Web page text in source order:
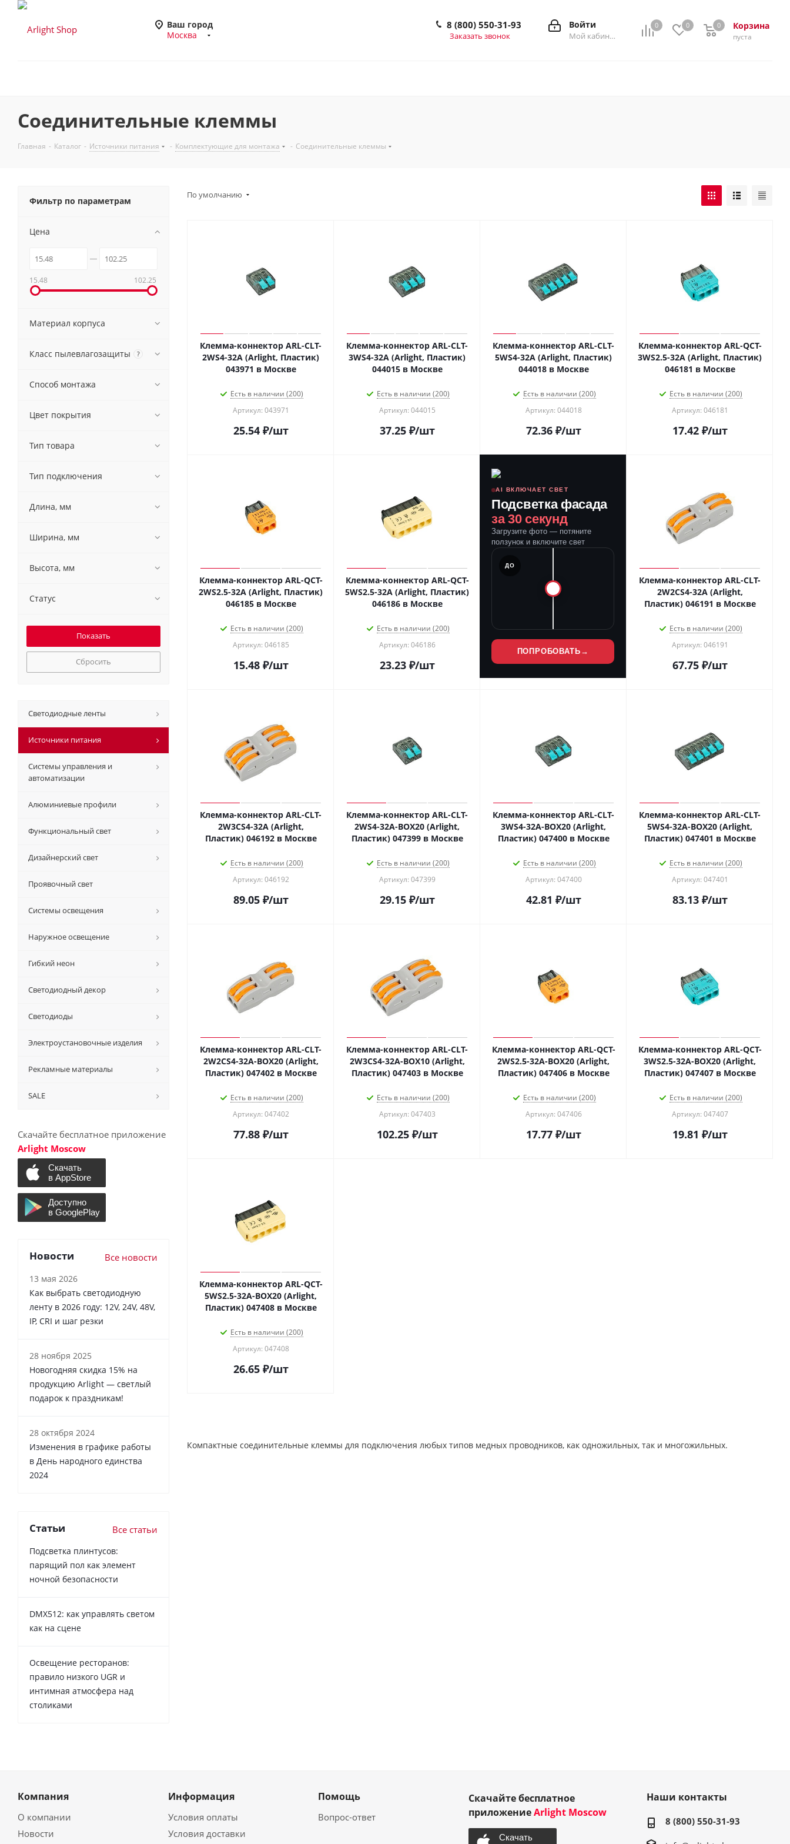
Ваш город
Москва
0 0 Корзина
0
пуста
0
Войти
Мой кабинет
8 (800) 550-31-93
Заказать звонок
Соединительные клеммы
Главная - Каталог - Источники питания - Комплектующие для монтажа - Соединительные клеммы
По умолчанию
Клемма-коннектор ARL-CLT-
2WS4-32A (Arlight, Пластик)
043971 в Москве
Есть в наличии (200)
Артикул: 043971
25.54₽/шт
Клемма-коннектор ARL-CLT-
3WS4-32A (Arlight, Пластик)
044015 в Москве
Есть в наличии (200)
Артикул: 044015
37.25₽/шт
Клемма-коннектор ARL-CLT-
5WS4-32A (Arlight, Пластик)
044018 в Москве
Есть в наличии (200)
Артикул: 044018
72.36₽/шт
Клемма-коннектор ARL-QCT-
3WS2.5-32A (Arlight, Пластик)
046181 в Москве
Есть в наличии (200)
Артикул: 046181
17.42₽/шт
Клемма-коннектор ARL-QCT-
2WS2.5-32A (Arlight, Пластик)
046185 в Москве
Есть в наличии (200)
Артикул: 046185
15.48₽/шт
Клемма-коннектор ARL-QCT-
5WS2.5-32A (Arlight, Пластик)
046186 в Москве
Есть в наличии (200)
Артикул: 046186
23.23₽/шт
AI ВКЛЮЧАЕТ СВЕТ
Подсветка фасада
за 30 секунд
Загрузите фото — потяните
ползунок и включите свет
ДО
ПОПРОБОВАТЬ →
Клемма-коннектор ARL-CLT-
2W2CS4-32A (Arlight,
Пластик) 046191 в Москве
Есть в наличии (200)
Артикул: 046191
67.75₽/шт
Клемма-коннектор ARL-CLT-
2W3CS4-32A (Arlight,
Пластик) 046192 в Москве
Есть в наличии (200)
Артикул: 046192
89.05₽/шт
Клемма-коннектор ARL-CLT-
2WS4-32A-BOX20 (Arlight,
Пластик) 047399 в Москве
Есть в наличии (200)
Артикул: 047399
29.15₽/шт
Клемма-коннектор ARL-CLT-
3WS4-32A-BOX20 (Arlight,
Пластик) 047400 в Москве
Есть в наличии (200)
Артикул: 047400
42.81 ₽/шт
Клемма-коннектор ARL-CLT-
5WS4-32A-BOX20 (Arlight,
Пластик) 047401 в Москве
Есть в наличии (200)
Артикул: 047401
83.13₽/шт
Клемма-коннектор ARL-CLT-
2W2CS4-32A-BOX20 (Arlight,
Пластик) 047402 в Москве
Есть в наличии (200)
Артикул: 047402
77.88₽/шт
Клемма-коннектор ARL-CLT-
2W3CS4-32A-BOX10 (Arlight,
Пластик) 047403 в Москве
Есть в наличии (200)
Артикул: 047403
102.25₽/шт
Клемма-коннектор ARL-QCT-
2WS2.5-32A-BOX20 (Arlight,
Пластик) 047406 в Москве
Есть в наличии (200)
Артикул: 047406
17.77₽/шт
Клемма-коннектор ARL-QCT-
3WS2.5-32A-BOX20 (Arlight,
Пластик) 047407 в Москве
Есть в наличии (200)
Артикул: 047407
19.81 ₽/шт
Клемма-коннектор ARL-QCT-
5WS2.5-32A-BOX20 (Arlight,
Пластик) 047408 в Москве
Есть в наличии (200)
Артикул: 047408
26.65₽/шт
Компактные соединительные клеммы для подключения любых типов медных проводников, как одножильных, так и многожильных.
Фильтр по параметрам
Цена
15.48 102.25
Материал корпуса
Класс пылевлагозащиты ?
Способ монтажа
Цвет покрытия
Тип товара
Тип подключения
Длина, мм
Ширина, мм
Высота, мм
Статус
Сбросить
Светодиодные ленты
Источники питания
Системы управления и
автоматизации
Алюминиевые профили
Функциональный свет
Дизайнерский свет
Проявочный свет
Системы освещения
Наружное освещение
Гибкий неон
Светодиодный декор
Светодиоды
Электроустановочные изделия
Рекламные материалы
SALE
Скачайте бесплатное приложение
Arlight Moscow
Новости Все новости
13 мая 2026
Как выбрать светодиодную
ленту в 2026 году: 12V, 24V, 48V,
IP, CRI и шаг резки
28 ноября 2025
Новогодняя скидка 15% на
продукцию Arlight — светлый
подарок к праздникам!
28 октября 2024
Изменения в графике работы
в День народного единства
2024
Статьи Все статьи
Подсветка плинтусов:
парящий пол как элемент
ночной безопасности
DMX512: как управлять светом
как на сцене
Освещение ресторанов:
правило низкого UGR и
интимная атмосфера над
столиками
Компания
О компании
Новости
Информация
Условия оплаты
Условия доставки
Помощь
Вопрос-ответ
Скачайте бесплатное
приложениеArlight Moscow
Наши контакты
8 (800) 550-31-93